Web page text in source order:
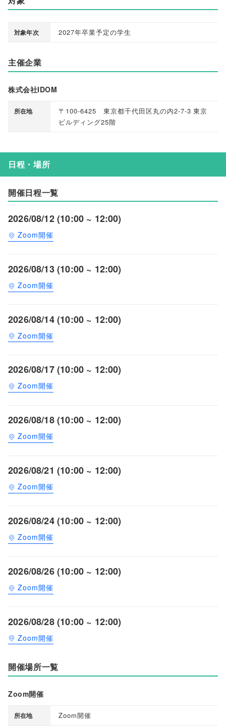
対象年次 2027年卒業予定の学生
主催企業
株式会社IDOM
所在地
〒100-6425 東京都千代田区丸の内2-7-3 東京
ビルディング25階
日程・場所
開催日程一覧
2026/08/12 (10:00 ~ 12:00)
Zoom開催
2026/08/13 (10:00 ~ 12:00)
Zoom開催
2026/08/14 (10:00 ~ 12:00)
Zoom開催
2026/08/17 (10:00 ~ 12:00)
Zoom開催
2026/08/18 (10:00 ~ 12:00)
Zoom開催
2026/08/21 (10:00 ~ 12:00)
Zoom開催
2026/08/24 (10:00 ~ 12:00)
Zoom開催
2026/08/26 (10:00 ~ 12:00)
Zoom開催
2026/08/28 (10:00 ~ 12:00)
Zoom開催
開催場所一覧
Zoom開催
所在地 Zoom開催